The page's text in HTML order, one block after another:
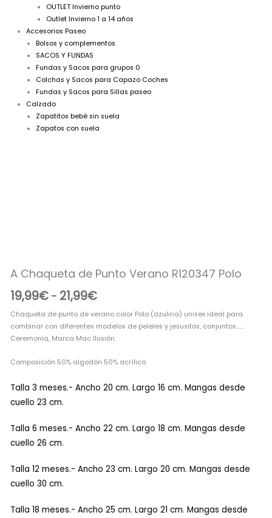
OUTLET Invierno punto
Outlet Invierno 1 a 14 años
Accesorios Paseo
Bolsos y complementos
SACOS Y FUNDAS
Fundas y Sacos para grupos 0
Colchas y Sacos para Capazo Coches
Fundas y Sacos para Sillas paseo
Calzado
Zapatitos bebé sin suela
Zapatos con suela
A Chaqueta de Punto Verano R120347 Polo
19,99€ - 21,99€
19,99€
hasta
21,99€
Chaqueta de punto de verano color Polo (azulina) unisex ideal para
combinar con diferentes modelos de peleles y jesusitos, conjuntos……
Ceremonia, Marca Mac Ilusión.
Composición 50% algodón 50% acrílico.
Talla 3 meses.- Ancho 20 cm. Largo 16 cm. Mangas desde
cuello 23 cm.
Talla 6 meses.- Ancho 22 cm. Largo 18 cm. Mangas desde
cuello 26 cm.
Talla 12 meses.- Ancho 23 cm. Largo 20 cm. Mangas desde
cuello 30 cm.
Talla 18 meses.- Ancho 25 cm. Largo 21 cm. Mangas desde
Polo